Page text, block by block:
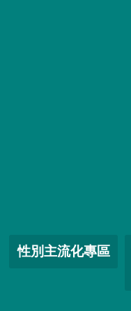
性別主流化專區